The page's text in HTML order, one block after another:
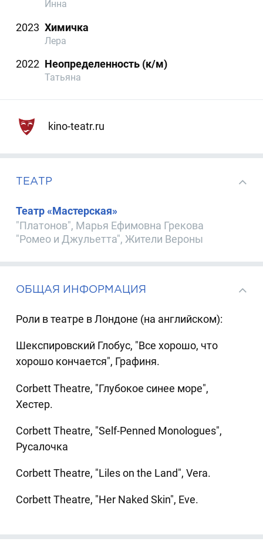
Инна
2023 Химичка
Лера
2022 Неопределенность (к/м)
Татьяна
kino-teatr.ru
ТЕАТР
Театр «Мастерская»
"Платонов", Марья Ефимовна Грекова
"Ромео и Джульетта", Жители Вероны
ОБЩАЯ ИНФОРМАЦИЯ
Роли в театре в Лондоне (на английском):
Шекспировский Глобус, "Все хорошо, что
хорошо кончается", Графиня.
Corbett Theatre, "Глубокое синее море",
Хестер.
Corbett Theatre, "Self-Penned Monologues",
Русалочка
Corbett Theatre, "Liles on the Land", Vera.
Corbett Theatre, "Her Naked Skin", Eve.